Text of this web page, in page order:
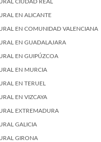
CIUDAD REAL
EN ALICANTE
EN COMUNIDAD VALENCIANA
EN GUADALAJARA
EN GUIPÚZCOA
EN MURCIA
EN TERUEL
EN VIZCAYA
EXTREMADURA
GALICIA
GIRONA